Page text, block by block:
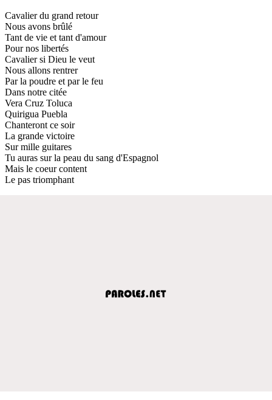
Cavalier du grand retour
Nous avons brûlé
Tant de vie et tant d'amour
Pour nos libertés
Cavalier si Dieu le veut
Nous allons rentrer
Par la poudre et par le feu
Dans notre citée
Vera Cruz Toluca
Quirigua Puebla
Chanteront ce soir
La grande victoire
Sur mille guitares
Tu auras sur la peau du sang d'Espagnol
Mais le coeur content
Le pas triomphant